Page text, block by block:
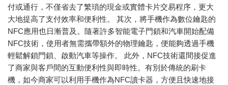
付或通行，不僅省去了繁瑣的現金或實體卡片交易程序，更大
大地提高了支付效率和便利性。 其次，將手機作為數位鑰匙的
NFC應用也日漸普及。隨著許多智能電子門鎖和汽車開始配備
NFC技術，使用者無需攜帶額外的物理鑰匙，便能夠透過手機
輕鬆解鎖門鎖、啟動汽車等操作。 此外，NFC技術還間接促進
了商家與客戶間的互動便利性與即時性。有別於傳統的刷卡
機，如今商家可以利用手機作為NFC讀卡器，方便且快速地接